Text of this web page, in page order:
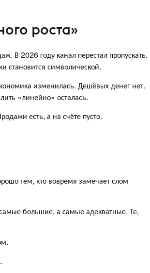
роста»
В 2026 году канал перестал пропускать.
становится символической.
изменилась. Дешёвых денег нет.
«линейно» осталась.
есть, а на счёте пусто.
тем, кто вовремя замечает слом
большие, а самые адекватные. Те,